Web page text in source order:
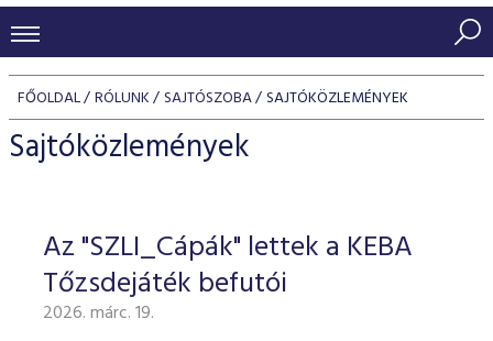
KERESKEDÉSI ADATOK
INDEXEK
Jelzáloglevél indexek
Vállalati kötvény indexek
Azonnali Piac
Részvények
Származékos piac
BEFEKTETŐK
Részvény szekció
Hitelpapír szekció
BÉT szabályzatok
Befektetővédelem
Alkalmazott díjstruktúra
Elszámolás
Részvény és vállalati kötvény tőzsdei bevezetését
program
BÉT Xtend - Részvénypiac egyszerűen
TŐZSDETAGOK
Tőzsdetagok, üzletkötők
VENDOROK
FŐOLDAL RÓLUNK SAJTÓSZOBA SAJTÓKÖZLEMÉNYEK
Sajtóközlemények
Az "SZLI_Cápák" lettek a KEBA
Tőzsdejáték befutói
2026. márc. 19.